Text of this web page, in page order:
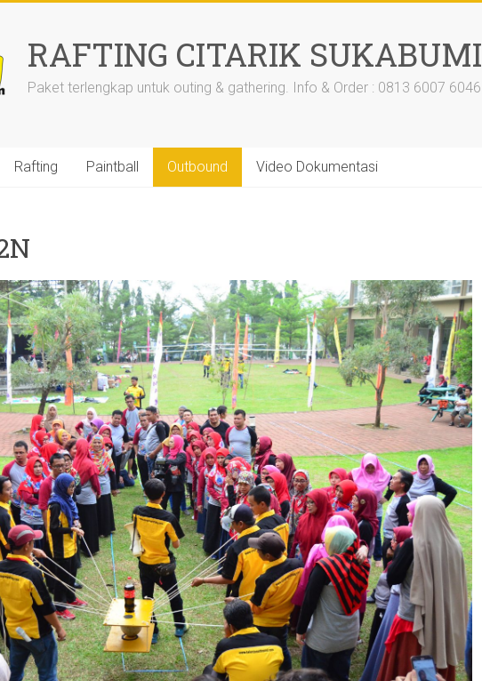
RAFTING CITARIK SUKABUMI
Paket terlengkap untuk outing & gathering. Info & Order : 0813 6007 6046
Rafting Paintball Outbound Video Dokumentasi